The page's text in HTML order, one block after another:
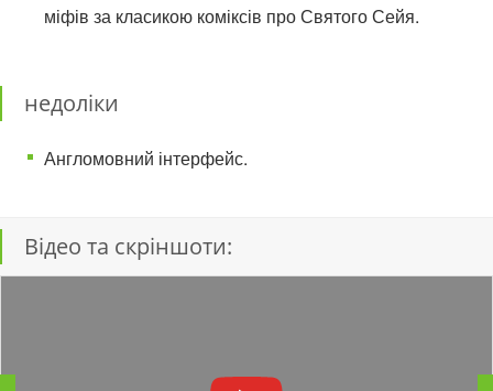
міфів за класикою коміксів про Святого Сейя.
недоліки
Англомовний інтерфейс.
Відео та скріншоти: